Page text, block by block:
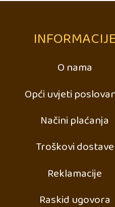
INFORMACIJE
O nama
Opći uvjeti
Načini plaćanja
Troškovi dostave
Reklamacije
Raskid ugovora